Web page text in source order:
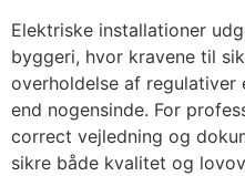
Elektriske installationer
byggeri, hvor kravene til
overholdelse af regulativer
end nogensinde. For
correct vejledning og
sikre både kvalitet og